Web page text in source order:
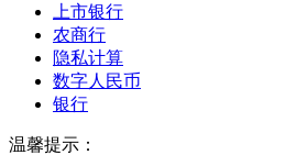
上市银行
农商行
隐私计算
数字人民币
银行
温馨提示：